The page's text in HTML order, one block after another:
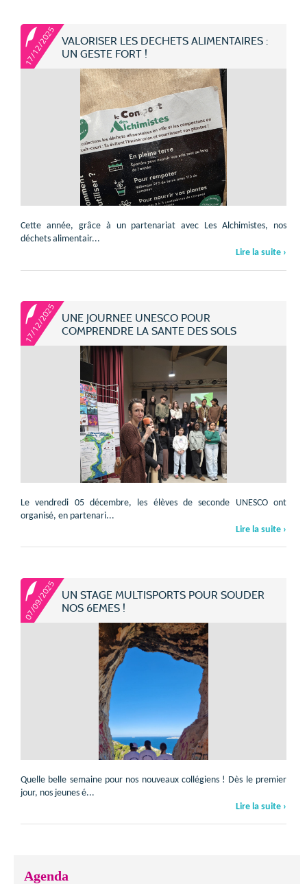
17/12/2025 VALORISER LES DECHETS ALIMENTAIRES :
UN GESTE FORT !
Cette année, grâce à un partenariat avec Les Alchimistes, nos
déchets alimentair...
Lire la suite ›
17/12/2025 UNE JOURNEE UNESCO POUR
COMPRENDRE LA SANTE DES SOLS
Le vendredi 05 décembre, les élèves de seconde UNESCO ont
organisé, en partenari...
Lire la suite ›
07/09/2025 UN STAGE MULTISPORTS POUR SOUDER
NOS 6EMES !
Quelle belle semaine pour nos nouveaux collégiens ! Dès le premier
jour, nos jeunes é...
Lire la suite ›
Agenda